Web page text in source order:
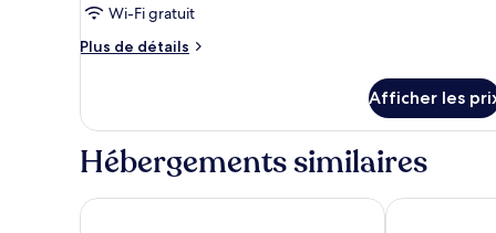
Wi-Fi gratuit
Plus de détails
Plus
Chambre
Afficher les
Hébergements similaires
Home2 Suites by Hilton NY Long Island City/
Hilton